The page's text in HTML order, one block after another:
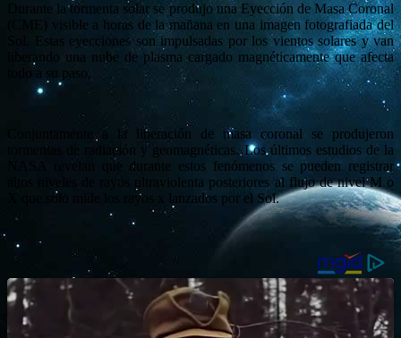
Durante la tormenta solar se produjo una Eyección de Masa Coronal
(CME) visible a horas de la mañana en una imagen fotografiada del
Sol. Estas eyecciones son impulsadas por los vientos solares y van
liberando una nube de plasma cargado magnéticamente que afecta
todo a su paso.
Conjuntamente a la liberación de masa coronal se produjeron
tormentas de radiación y geomagnéticas. Los últimos estudios de la
NASA revelan que durante estos fenómenos se pueden registrar
altos niveles de rayos ultraviolenta posteriores al flujo de nivel M o
X que solo mide los rayos x lanzados por el Sol.